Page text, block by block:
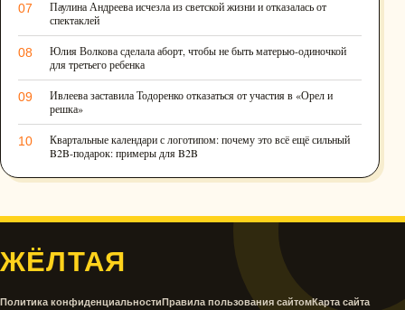
07
Паулина Андреева исчезла из светской жизни и отказалась от
спектаклей
08
Юлия Волкова сделала аборт, чтобы не быть матерью-одиночкой
для третьего ребенка
09
Ивлеева заставила Тодоренко отказаться от участия в «Орел и
решка»
10
Квартальные календари с логотипом: почему это всё ещё сильный
B2B-подарок: примеры для B2B
ЖЁЛТАЯ
Политика конфиденциальностиПравила пользования сайтомКарта сайта